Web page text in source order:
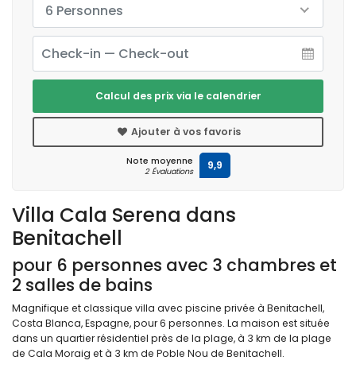
Villa Cala Serena dans
Benitachell
pour 6 personnes avec 3 chambres et
2 salles de bains
Magnifique et classique villa avec piscine privée à Benitachell,
Costa Blanca, Espagne, pour 6 personnes. La maison est située
dans un quartier résidentiel près de la plage, à 3 km de la plage
de Cala Moraig et à 3 km de Poble Nou de Benitachell.
6 Personnes
Calcul des prix via le calendrier
Ajouter à vos favoris
Note moyenne
2 Évaluations 9,9